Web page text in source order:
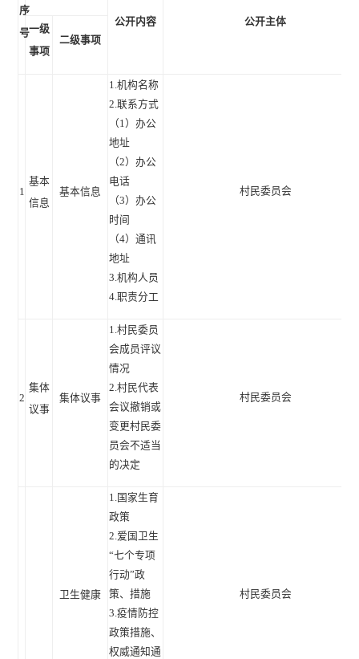
序
号
公开内容 公开主体
一级
事项
二级事项
1
基本
信息
基本信息
1.机构名称
2.联系方式
（1）办公
地址
（2）办公
电话
（3）办公
时间
（4）通讯
地址
3.机构人员
4.职责分工
村民委员会
2
集体
议事
集体议事
1.村民委员
会成员评议
情况
2.村民代表
会议撤销或
变更村民委
员会不适当
的决定
村民委员会
卫生健康
1.国家生育
政策
2.爱国卫生
“七个专项
行动”政
策、措施
3.疫情防控
政策措施、
权威通知通
村民委员会